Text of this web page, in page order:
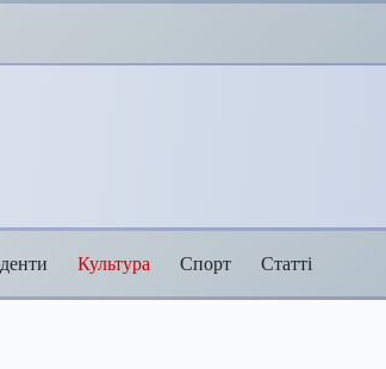
Культура Спорт Статті